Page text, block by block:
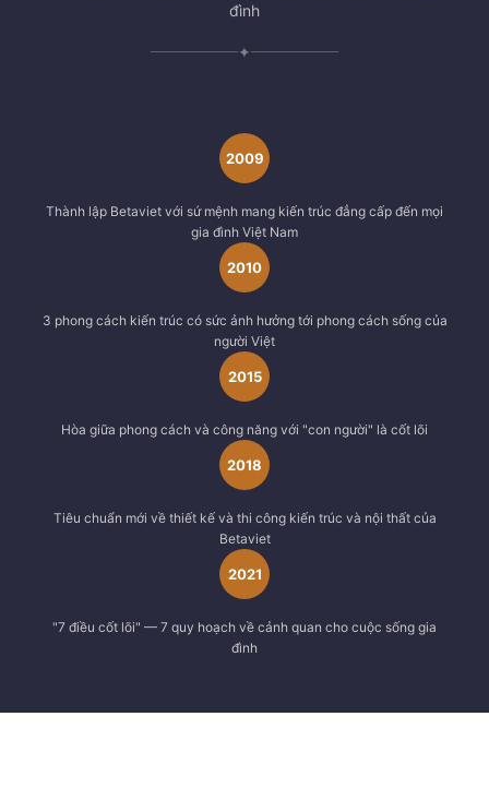
đình
✦
2009
Thành lập Betaviet với sứ mệnh mang kiến trúc đẳng cấp đến mọi
gia đình Việt Nam
2010
3 phong cách kiến trúc có sức ảnh hưởng tới phong cách sống của
người Việt
2015
Hòa giữa phong cách và công năng với "con người" là cốt lõi
2018
Tiêu chuẩn mới về thiết kế và thi công kiến trúc và nội thất của
Betaviet
2021
"7 điều cốt lõi" — 7 quy hoạch về cảnh quan cho cuộc sống gia
đình